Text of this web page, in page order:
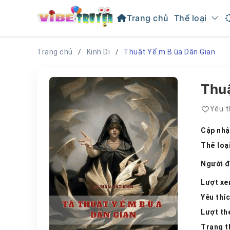
Trang chủ Thể loại
Trang chủ Kinh Dị Thuật Yể.m B.ùa Dân Gian
Yêu
Cập
Thể
Người
Lượt
Yêu
Lượt
Trạng